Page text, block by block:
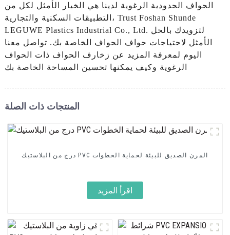
الحواف الحدودية الرغوية لدينا هي الخيار الأمثل لكل من
التطبيقات السكنية والتجارية، Trust Foshan Shunde
LEGUWE Plastics Industrial Co., Ltd. لتزويدك بالحل
الأمثل لاحتياجات حواف الحواف الخاصة بك. تواصل معنا
اليوم لمعرفة المزيد عن زخارف الحواف ذات الحواف
الرغوية وكيف يمكنها تحسين المساحة الخاصة بك
المنتجات ذات الصلة
درج من البلاستيك PVC المرن الصديق للبيئة لحماية الخطوات
اقرأ المزيد